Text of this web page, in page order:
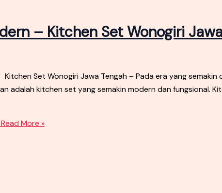
– Kitchen Set Wonogiri
Set Wonogiri Jawa Tengah – Pada era yang semakin
adalah kitchen set yang semakin modern dan fungsional.
Read More »